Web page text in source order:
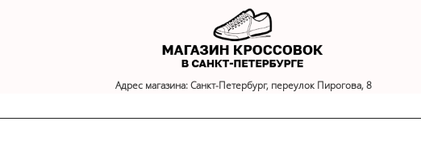
Адрес магазина: Санкт-Петербург, переулок Пирогова, 8